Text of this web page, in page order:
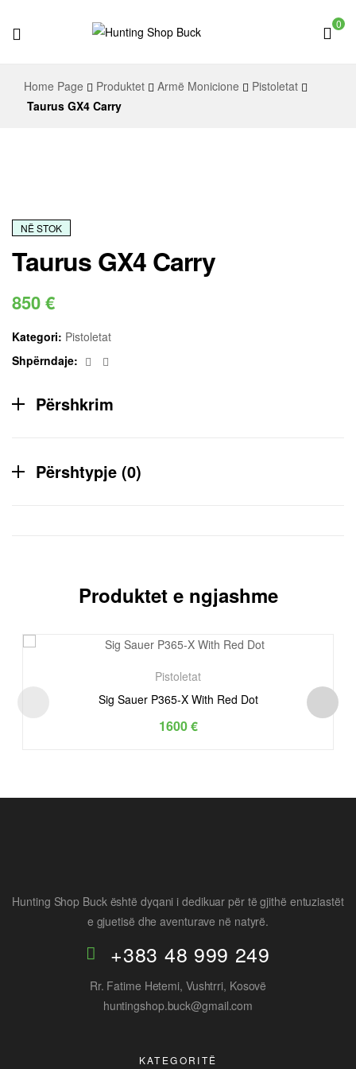
Shop
0
Home Page Produktet Armë Monicione
Pistoletat
Taurus GX4 Carry
NË STOK
Taurus GX4 Carry
850€
Kategori: Pistoletat
Shpërndaje:
Facebook
Përshkrim
Përshtypje (0)
Produktet e ngjashme
Pistoletat
Sig Sauer P365-X With Red Dot
1600€
Hunting Shop Buck është dyqani i dedikuar për të gjithë entuziastët
e gjuetisë dhe aventurave në natyrë.
+383 48 999 249
Rr. Fatime Hetemi, Vushtrri, Kosovë
huntingshop.buck@gmail.com
KATEGORITË